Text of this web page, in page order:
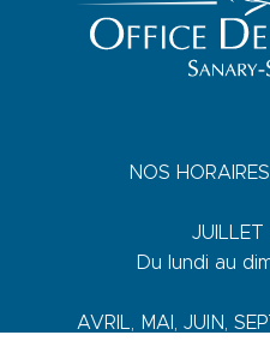
NOS
JUILLET
Du lundi au
AVRIL, MAI, JUIN,